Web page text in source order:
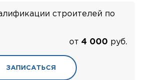
строителей по
от 4 000 руб.
ЗАПИСАТЬСЯ